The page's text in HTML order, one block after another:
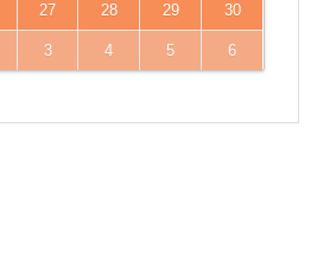
27 28 29 30
3 4 5 6